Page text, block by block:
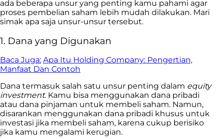
ada beberapa unsur yang penting kamu pahami agar
proses pembelian saham lebih mudah dilakukan. Mari
simak apa saja unsur-unsur tersebut.
1. Dana yang Digunakan
Baca Juga: Apa Itu Holding Company: Pengertian,
Manfaat Dan Contoh
Dana termasuk salah satu unsur penting dalam equity
investment. Kamu bisa menggunakan dana pribadi
atau dana pinjaman untuk membeli saham. Namun,
disarankan menggunakan dana pribadi khusus untuk
investasi jika membeli saham, karena cukup berisiko
jika kamu mengalami kerugian.